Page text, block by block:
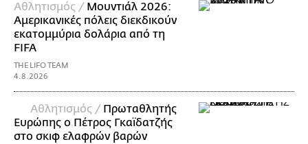
Αθλητισμός / Μουντιάλ 2026:
Αμερικανικές πόλεις διεκδικούν
εκατομμύρια δολάρια από τη
FIFA
THE LIFO TEAM
4.8.2026
Αθλητισμός / Πρωταθλητής
Ευρώπης ο Πέτρος Γκαϊδατζής
στο σκιφ ελαφρών βαρών